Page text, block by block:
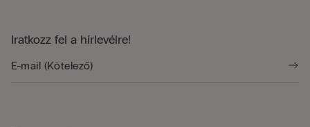
Iratkozz fel a hírlevélre!